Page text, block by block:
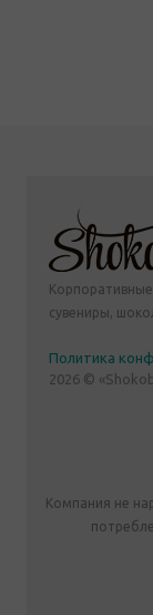
сувениры,
Политика
2026 ©
Компания не